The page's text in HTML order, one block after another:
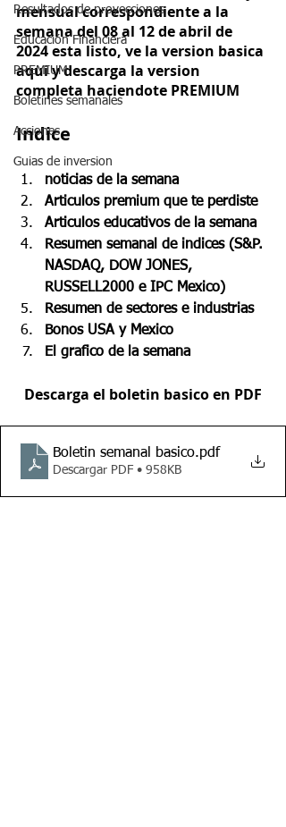
Resultados de proyecciones
Educación Financiera
PREMIUM
Boletines semanales
Acciones
Guias de inversion
mensual correspondiente a la
semana del 08 al 12 de abril de
2024 esta listo, ve la version basica
aqui y descarga la version
completa haciendote PREMIUM
Indice
noticias de la semana
Articulos premium que te perdiste
Articulos educativos de la semana
Resumen semanal de indices (S&P.
NASDAQ, DOW JONES,
RUSSELL2000 e IPC Mexico)
Resumen de sectores e industrias
Bonos USA y Mexico
El grafico de la semana
Descarga el boletin basico en PDF
Boletin semanal basico.pdf
Descargar PDF • 958KB